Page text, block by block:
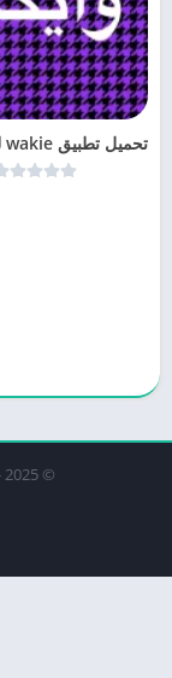
© 2025 - كل الحقوق محفوظة -